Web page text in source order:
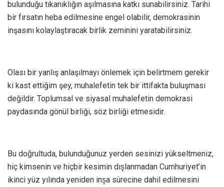
bulunduğu tıkanıklığın aşılmasına katkı sunabilirsiniz. Tarihi
bir fırsatın heba edilmesine engel olabilir, demokrasinin
inşasını kolaylaştıracak birlik zeminini yaratabilirsiniz.
Olası bir yanlış anlaşılmayı önlemek için belirtmem gerekir
ki kast ettiğim şey, muhalefetin tek bir ittifakta buluşması
değildir. Toplumsal ve siyasal muhalefetin demokrasi
paydasında gönül birliği, söz birliği etmesidir.
Bu doğrultuda, bulunduğunuz yerden sesinizi yükseltmeniz,
hiç kimsenin ve hiçbir kesimin dışlanmadan Cumhuriyet’in
ikinci yüz yılında yeniden inşa sürecine dahil edilmesini